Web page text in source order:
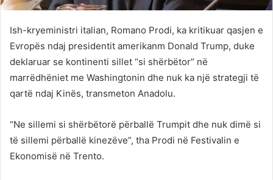
Ish-kryeministri italian, Romano Prodi, ka kritikuar qasjen e
Evropës ndaj presidentit amerikanm Donald Trump, duke
deklaruar se kontinenti sillet “si shërbëtor” në
marrëdhëniet me Washingtonin dhe nuk ka një strategji të
qartë ndaj Kinës, transmeton Anadolu.
“Ne sillemi si shërbëtorë përballë Trumpit dhe nuk dimë si
të sillemi përballë kinezëve”, tha Prodi në Festivalin e
Ekonomisë në Trento.